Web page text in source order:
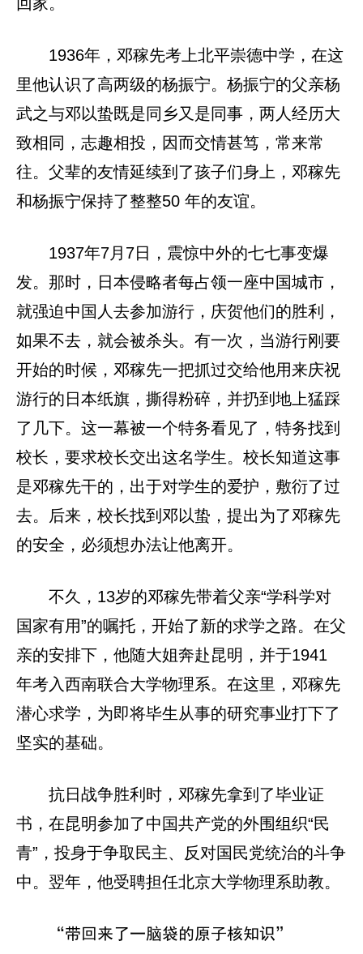
1936年，邓稼先考上北平崇德中学，在这
里他认识了高两级的杨振宁。杨振宁的父亲杨
武之与邓以蛰既是同乡又是同事，两人经历大
致相同，志趣相投，因而交情甚笃，常来常
往。父辈的友情延续到了孩子们身上，邓稼先
和杨振宁保持了整整50 年的友谊。
1937年7月7日，震惊中外的七七事变爆
发。那时，日本侵略者每占领一座中国城市，
就强迫中国人去参加游行，庆贺他们的胜利，
如果不去，就会被杀头。有一次，当游行刚要
开始的时候，邓稼先一把抓过交给他用来庆祝
游行的日本纸旗，撕得粉碎，并扔到地上猛踩
了几下。这一幕被一个特务看见了，特务找到
校长，要求校长交出这名学生。校长知道这事
是邓稼先干的，出于对学生的爱护，敷衍了过
去。后来，校长找到邓以蛰，提出为了邓稼先
的安全，必须想办法让他离开。
不久，13岁的邓稼先带着父亲“学科学对
国家有用”的嘱托，开始了新的求学之路。在父
亲的安排下，他随大姐奔赴昆明，并于1941
年考入西南联合大学物理系。在这里，邓稼先
潜心求学，为即将毕生从事的研究事业打下了
坚实的基础。
抗日战争胜利时，邓稼先拿到了毕业证
书，在昆明参加了中国共产党的外围组织“民
青”，投身于争取民主、反对国民党统治的斗争
中。翌年，他受聘担任北京大学物理系助教。
“带回来了一脑袋的原子核知识”